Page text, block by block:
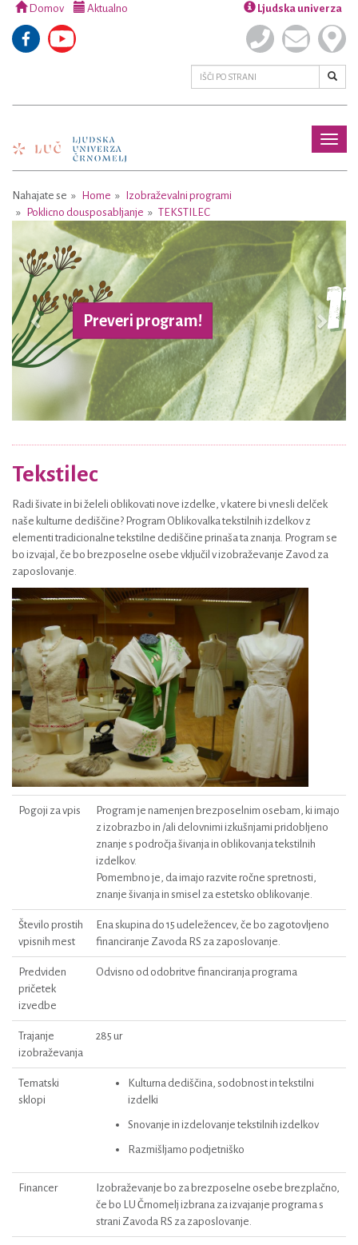
Domov Aktualno Ljudska univerza
Nahajate se Home
Izobraževalni programi
Poklicno dousposabljanje
TEKSTILEC
Preveri program!
Previous Next
Tekstilec
Radi šivate in bi želeli oblikovati nove izdelke, v katere bi vnesli delček
naše kulturne dediščine? Program Oblikovalka tekstilnih izdelkov z
elementi tradicionalne tekstilne dediščine prinaša ta znanja. Program se
bo izvajal, če bo brezposelne osebe vključil v izobraževanje Zavod za
zaposlovanje.
Pogoji za vpis
Program je namenjen brezposelnim osebam, ki imajo
z izobrazbo in /ali delovnimi izkušnjami pridobljeno
znanje s področja šivanja in oblikovanja tekstilnih
izdelkov.
Pomembno je, da imajo razvite ročne spretnosti,
znanje šivanja in smisel za estetsko oblikovanje.
Število prostih
vpisnih mest
Ena skupina do 15 udeležencev, če bo zagotovljeno
financiranje Zavoda RS za zaposlovanje.
Predviden
pričetek
izvedbe
Odvisno od odobritve financiranja programa
Trajanje
izobraževanja
285 ur
Tematski
sklopi
Kulturna dediščina, sodobnost in tekstilni
izdelki
Snovanje in izdelovanje tekstilnih izdelkov
Razmišljamo podjetniško
Financer
Izobraževanje bo za brezposelne osebe brezplačno,
če bo LU Črnomelj izbrana za izvajanje programa s
strani Zavoda RS za zaposlovanje.